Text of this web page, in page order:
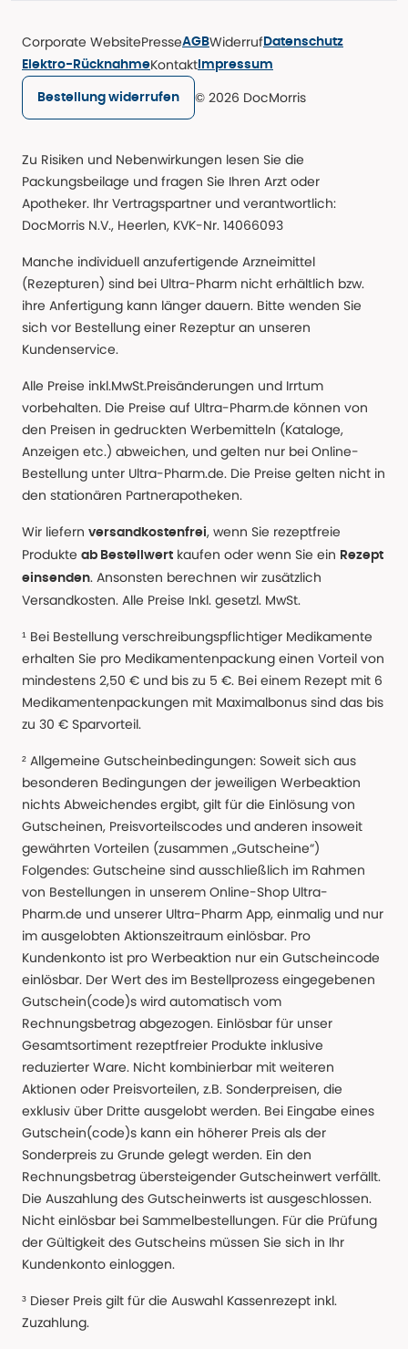
Corporate WebsitePresseAGBWiderruf Datenschutz
Elektro-RücknahmeKontakt Impressum
Bestellung widerrufen © 2026 DocMorris
Zu Risiken und Nebenwirkungen lesen Sie die
Packungsbeilage und fragen Sie Ihren Arzt oder
Apotheker. Ihr Vertragspartner und verantwortlich:
DocMorris N.V., Heerlen, KVK-Nr. 14066093
Manche individuell anzufertigende Arzneimittel
(Rezepturen) sind bei Ultra-Pharm nicht erhältlich bzw.
ihre Anfertigung kann länger dauern. Bitte wenden Sie
sich vor Bestellung einer Rezeptur an unseren
Kundenservice.
Alle Preise inkl.MwSt.Preisänderungen und Irrtum
vorbehalten. Die Preise auf Ultra-Pharm.de können von
den Preisen in gedruckten Werbemitteln (Kataloge,
Anzeigen etc.) abweichen, und gelten nur bei Online-
Bestellung unter Ultra-Pharm.de. Die Preise gelten nicht in
den stationären Partnerapotheken.
Wir liefern versandkostenfrei, wenn Sie rezeptfreie
Produkte ab Bestellwert kaufen oder wenn Sie ein Rezept
einsenden. Ansonsten berechnen wir zusätzlich
Versandkosten. Alle Preise Inkl. gesetzl. MwSt.
¹ Bei Bestellung verschreibungspflichtiger Medikamente
erhalten Sie pro Medikamentenpackung einen Vorteil von
mindestens 2,50 € und bis zu 5 €. Bei einem Rezept mit 6
Medikamentenpackungen mit Maximalbonus sind das bis
zu 30 € Sparvorteil.
² Allgemeine Gutscheinbedingungen: Soweit sich aus
besonderen Bedingungen der jeweiligen Werbeaktion
nichts Abweichendes ergibt, gilt für die Einlösung von
Gutscheinen, Preisvorteilscodes und anderen insoweit
gewährten Vorteilen (zusammen „Gutscheine“)
Folgendes: Gutscheine sind ausschließlich im Rahmen
von Bestellungen in unserem Online-Shop Ultra-
Pharm.de und unserer Ultra-Pharm App, einmalig und nur
im ausgelobten Aktionszeitraum einlösbar. Pro
Kundenkonto ist pro Werbeaktion nur ein Gutscheincode
einlösbar. Der Wert des im Bestellprozess eingegebenen
Gutschein(code)s wird automatisch vom
Rechnungsbetrag abgezogen. Einlösbar für unser
Gesamtsortiment rezeptfreier Produkte inklusive
reduzierter Ware. Nicht kombinierbar mit weiteren
Aktionen oder Preisvorteilen, z.B. Sonderpreisen, die
exklusiv über Dritte ausgelobt werden. Bei Eingabe eines
Gutschein(code)s kann ein höherer Preis als der
Sonderpreis zu Grunde gelegt werden. Ein den
Rechnungsbetrag übersteigender Gutscheinwert verfällt.
Die Auszahlung des Gutscheinwerts ist ausgeschlossen.
Nicht einlösbar bei Sammelbestellungen. Für die Prüfung
der Gültigkeit des Gutscheins müssen Sie sich in Ihr
Kundenkonto einloggen.
³ Dieser Preis gilt für die Auswahl Kassenrezept inkl.
Zuzahlung.